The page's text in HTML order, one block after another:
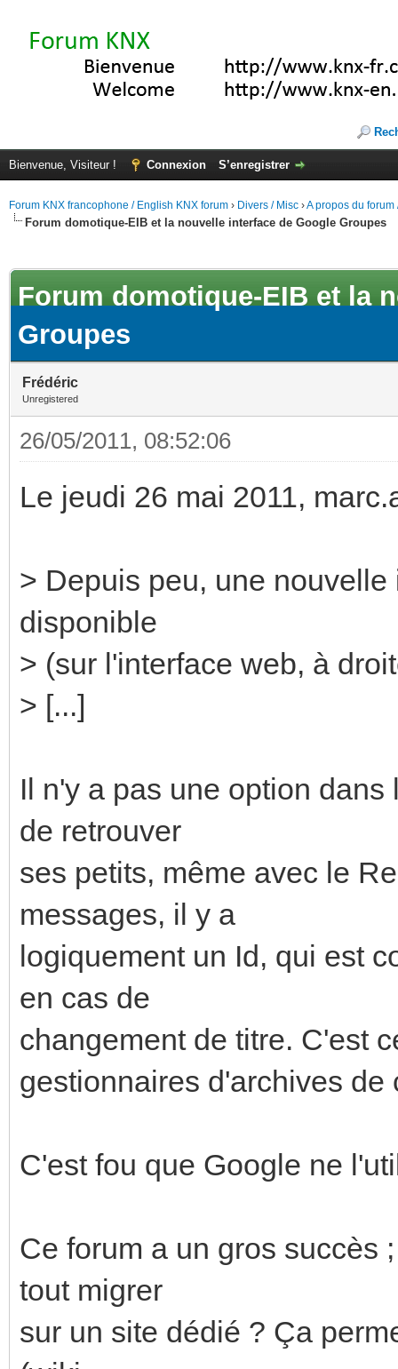
Bienvenue, Visiteur ! Connexion S’enregistrer
Forum KNX francophone / English KNX forum › Divers / Misc ›A propos du forum
Forum domotique-EIB et la nouvelle interface de Google Groupes
Forum domotique-EIB et la
Groupes
Frédéric
Unregistered
26/05/2011, 08:52:06
Le jeudi 26 mai 2011,
> Depuis peu, une
disponible
> (sur l'interface web, à
> [...]
Il n'y a pas une option
de retrouver
ses petits, même avec le
messages, il y a
logiquement un Id, qui est
en cas de
changement de titre. C'est
gestionnaires d'archives de
C'est fou que Google ne
Ce forum a un gros succès
tout migrer
sur un site dédié ? Ça